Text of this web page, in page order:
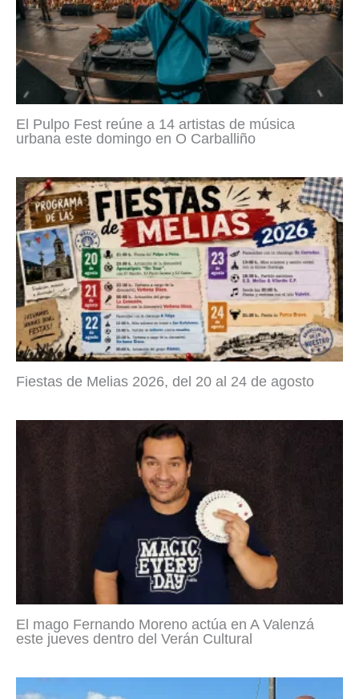
El Pulpo Fest reúne a 14 artistas de música
urbana este domingo en O Carballiño
Fiestas de Melias 2026, del 20 al 24 de agosto
El mago Fernando Moreno actúa en A Valenzá
este jueves dentro del Verán Cultural